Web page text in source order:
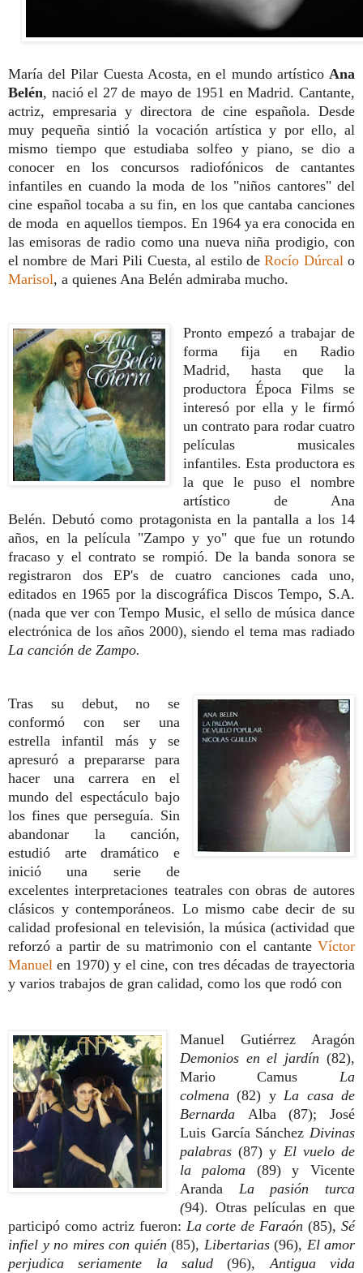
María del Pilar Cuesta Acosta, en el mundo artístico Ana
Belén, nació el 27 de mayo de 1951 en Madrid. Cantante,
actriz, empresaria y directora de cine española. Desde
muy pequeña sintió la vocación artística y por ello, al
mismo tiempo que estudiaba solfeo y piano, se dio a
conocer en los concursos radiofónicos de cantantes
infantilesen cuando la moda de los "niños cantores" del
cine español tocaba a su fin, en los que cantaba canciones
de moda en aquellos tiempos. En 1964 ya era conocida en
las emisoras de radio como una nueva niña prodigio, con
el nombre de Mari Pili Cuesta, al estilo deRocío Dúrcalo
Marisol, a quienes Ana Belén admiraba mucho.
Pronto empezó a trabajar de
forma fija en Radio
Madrid, hasta que la
productora Época Films se
interesó por ella y le firmó
un contrato para rodar cuatro
películas musicales
infantiles. Esta productora es
la que le puso el nombre
artístico de Ana
Belén.Debutó como protagonista en la pantalla a los 14
años, en la película "Zampo y yo" que fue un rotundo
fracaso y el contrato se rompió. De la banda sonora se
registraron dos EP's de cuatro canciones cada uno,
editados en 1965 por la discográfica Discos Tempo, S.A.
(nada que ver con Tempo Music, el sello de música dance
electrónica de los años 2000), siendo el tema mas radiado
La canción de Zampo.
Tras su debut, no se
conformó con ser una
estrella infantil másy se
apresuró a prepararse para
hacer una carrera en el
mundo del espectáculo bajo
los fines que perseguía. Sin
abandonar la canción,
estudió arte dramático e
inició una serie de
excelentes interpretaciones teatrales con obras de autores
clásicos y contemporáneos. Lo mismo cabe decir de su
calidad profesional en televisión, la música (actividad que
reforzó a partir de su matrimonio con el cantante Víctor
Manuel en 1970) y el cine, con tres décadas de trayectoria
y varios trabajos de gran calidad, como los que rodó con
Manuel Gutiérrez Aragón
Demonios en el jardín (82),
Mario Camus La
colmena(82) y La casa de
Bernarda Alba (87);
José
Luis García Sánchez Divinas
palabras(87) y El vuelo de
la paloma (89)y Vicente
Aranda La pasión turca
(94). Otras películas en que
participó como actriz fueron: La corte de Faraón(85), Sé
infiel y no mires con quién (85), Libertarias (96), El amor
perjudica seriamente la salud
(96),
Antigua vida